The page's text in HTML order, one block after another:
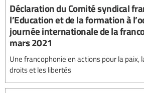
Déclaration du Comité syndical
l’Education et de la formation à
journée internationale de la
mars 2021
Une francophonie en actions pour la paix,
droits et les libertés